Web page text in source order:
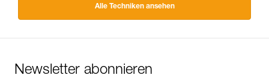
Alle Techniken ansehen
Newsletter abonnieren